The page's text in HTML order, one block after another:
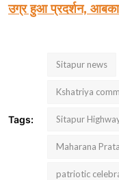
उग्र हुआ प्रदर्शन,
Tags:
Sitapur news
Kshatriya
Sitapur
Maharana
patriotic